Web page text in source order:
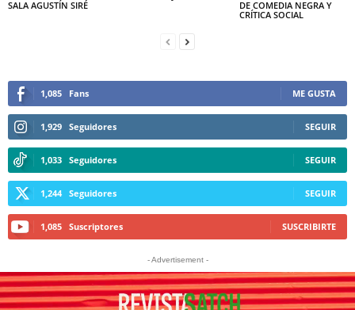
SALA AGUSTÍN SIRÉ
DE COMEDIA NEGRA Y
CRÍTICA SOCIAL
1,085 Fans ME GUSTA
1,929 Seguidores SEGUIR
1,033 Seguidores SEGUIR
1,244 Seguidores SEGUIR
1,085 Suscriptores SUSCRIBIRTE
- Advertisement -